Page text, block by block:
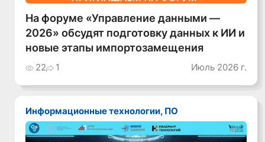
На форуме «Управление данными —
2026» обсудят подготовку данных к ИИ и
новые этапы импортозамещения
22 1 Июль 2026 г.
Информационные технологии, ПО